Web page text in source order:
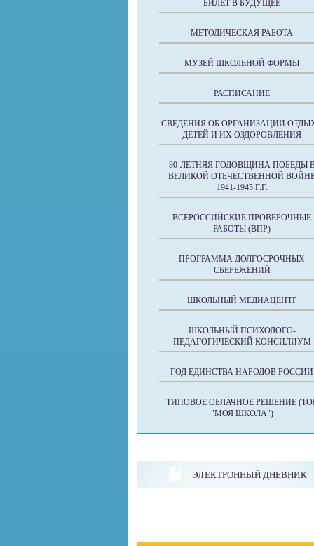
БИЛЕТ В БУДУЩЕЕ
МЕТОДИЧЕСКАЯ РАБОТА
МУЗЕЙ ШКОЛЬНОЙ ФОРМЫ
РАСПИСАНИЕ
СВЕДЕНИЯ ОБ ОРГАНИЗАЦИИ
ДЕТЕЙ И ИХ ОЗДОРОВЛЕНИЯ
80-ЛЕТНЯЯ ГОДОВЩИНА ПОБЕДЫ
ВЕЛИКОЙ ОТЕЧЕСТВЕННОЙ
1941-1945 Г.Г.
ВСЕРОССИЙСКИЕ ПРОВЕРОЧНЫЕ
РАБОТЫ (ВПР)
ПРОГРАММА ДОЛГОСРОЧНЫХ
СБЕРЕЖЕНИЙ
ШКОЛЬНЫЙ МЕДИАЦЕНТР
ШКОЛЬНЫЙ ПСИХОЛОГО-
ПЕДАГОГИЧЕСКИЙ КОНСИЛИУМ
ГОД ЕДИНСТВА НАРОДОВ РОССИИ
ТИПОВОЕ ОБЛАЧНОЕ РЕШЕНИЕ
"МОЯ ШКОЛА")
ЭЛЕКТРОННЫЙ ДНЕВНИК